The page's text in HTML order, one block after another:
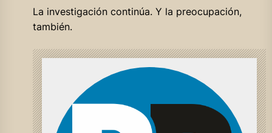
La investigación continúa. Y la preocupación,
también.